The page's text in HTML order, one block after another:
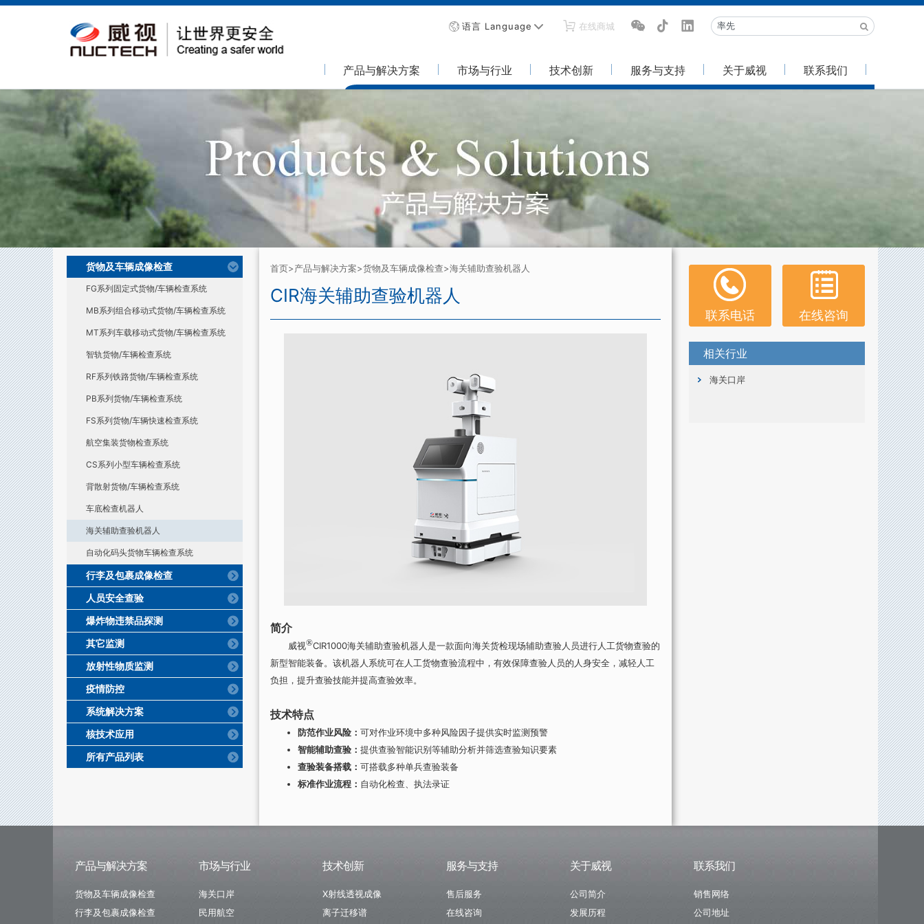
语言 Language 在线商城
产品与解决方案 市场与行业 技术创新 服务与支持 关于威视 联系我们
货物及车辆成像检查
FG系列固定式货物/车辆检查系统
MB系列组合移动式货物/车辆检查系统
MT系列车载移动式货物/车辆检查系统
智轨货物/车辆检查系统
RF系列铁路货物/车辆检查系统
PB系列货物/车辆检查系统
FS系列货物/车辆快速检查系统
航空集装货物检查系统
CS系列小型车辆检查系统
背散射货物/车辆检查系统
车底检查机器人
海关辅助查验机器人
自动化码头货物车辆检查系统
行李及包裹成像检查
人员安全查验
爆炸物违禁品探测
其它监测
放射性物质监测
疫情防控
系统解决方案
核技术应用
所有产品列表
首页>产品与解决方案>货物及车辆成像检查>海关辅助查验机器人
CIR海关辅助查验机器人
简介
威视®CIR1000海关辅助查验机器人是一款面向海关货检现场辅助查验人员进行人工货物查验的
新型智能装备。该机器人系统可在人工货物查验流程中，有效保障查验人员的人身安全，减轻人工
负担，提升查验技能并提高查验效率。
技术特点
防范作业风险： 可对作业环境中多种风险因子提供实时监测预警
智能辅助查验： 提供查验智能识别等辅助分析并筛选查验知识要素
查验装备搭载： 可搭载多种单兵查验装备
标准作业流程： 自动化检查、执法录证
联系电话 在线咨询
相关行业
海关口岸
产品与解决方案
货物及车辆成像检查
行李及包裹成像检查
市场与行业
海关口岸
民用航空
技术创新
X射线透视成像
离子迁移谱
服务与支持
售后服务
在线咨询
关于威视
公司简介
发展历程
联系我们
销售网络
公司地址